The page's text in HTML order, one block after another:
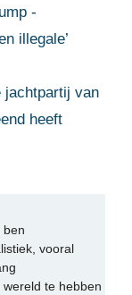
-
illegale’
jachtpartij van
heeft
ben
vooral
te hebben